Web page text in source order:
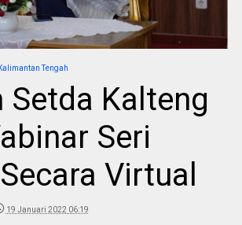
Kalimantan Tengah
Setda Kalteng
Seri
Virtual
19 Januari 2022 06:19